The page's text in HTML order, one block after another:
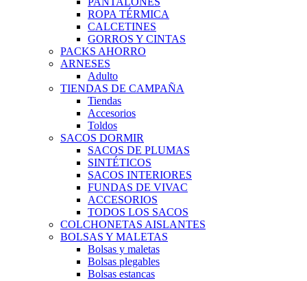
ROPA TÉRMICA
CALCETINES
GORROS Y CINTAS
PACKS AHORRO
ARNESES
Adulto
TIENDAS DE CAMPAÑA
Tiendas
Accesorios
Toldos
SACOS DORMIR
SACOS DE PLUMAS
SINTÉTICOS
SACOS INTERIORES
FUNDAS DE VIVAC
ACCESORIOS
TODOS LOS SACOS
COLCHONETAS AISLANTES
BOLSAS Y MALETAS
Bolsas y maletas
Bolsas plegables
Bolsas estancas